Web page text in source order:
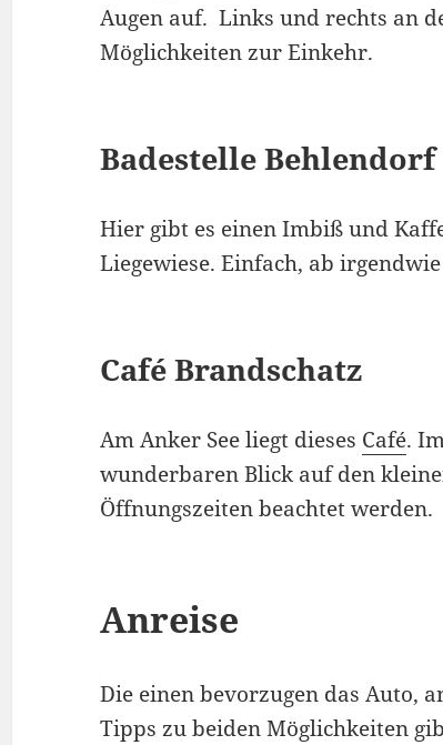
Augen auf. Links und rechts an
Möglichkeiten zur Einkehr.
Badestelle Behlendorf
Hier gibt es einen Imbiß und
Liegewiese. Einfach, ab
Café Brandschatz
Am Anker See liegt dieses Café.
wunderbaren Blick auf den
Öffnungszeiten beachtet werden.
Anreise
Die einen bevorzugen das Auto,
Tipps zu beiden Möglichkeiten